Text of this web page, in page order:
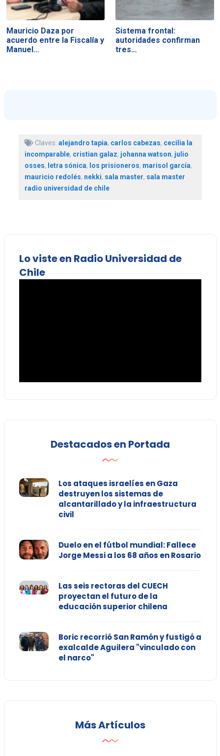
Mauricio Daza por
acuerdo entre la Fiscalía y
Manuel…
Sistema frontal:
autoridades confirman
tres…
Claves: alejandro tapia, carlos cabezas, cecilia la
incomparable, cristian galaz, johanna watson, julio
osses, letra sónica, los prisioneros, marisol garcía,
mauricio redolés, nekki, sala master, sala master
radio universidad de chile
Lo viste en Radio Universidad de
Chile
Destacados en Portada
Los ataques israelíes en Gaza
destruyen los sistemas de
alcantarillado y la infraestructura
civil
Duelo en el fútbol mundial: Fallece
Jorge Messi a los 68 años en Rosario
Las seis rectoras del CUECH
proyectan el futuro de la
educación superior chilena
Boric recorrió San Ramón y fustigó a
exalcalde Aguilera "vinculado con
el narco"
Más Artículos